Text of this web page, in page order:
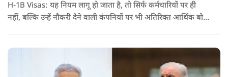
H-1B Visas: यह नियम लागू हो जाता है, तो सिर्फ कर्मचारियों पर ही
नहीं, बल्कि उन्हें नौकरी देने वाली कंपनियों पर भी अतिरिक्त आर्थिक बोझ
वीजा का समय-समय पर नवीनीकरण कराते हैं.